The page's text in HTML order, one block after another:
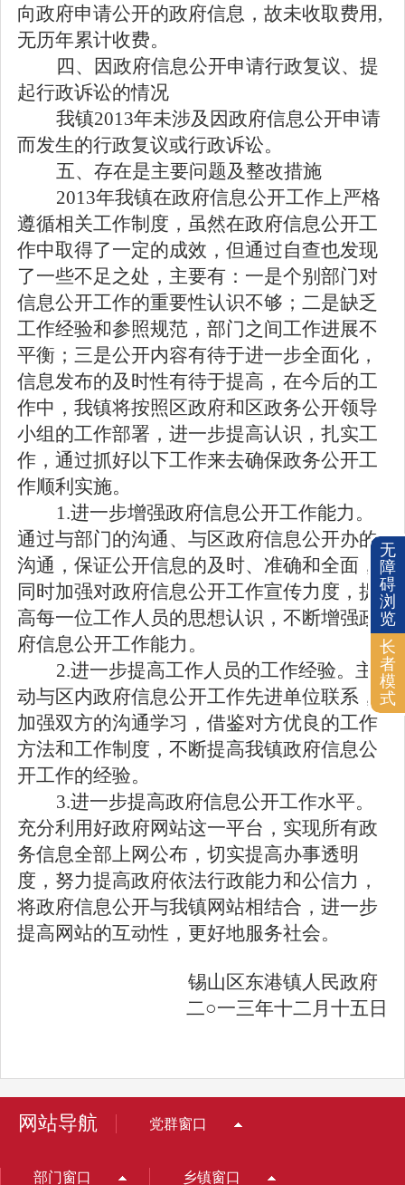
向政府申请公开的政府信息，故未收取费用,
无历年累计收费。
四、因政府信息公开申请行政复议、提
起行政诉讼的情况
我镇2013年未涉及因政府信息公开申请
而发生的行政复议或行政诉讼。
五、存在是主要问题及整改措施
2013年我镇在政府信息公开工作上严格
遵循相关工作制度，虽然在政府信息公开工
作中取得了一定的成效，但通过自查也发现
了一些不足之处，主要有：一是个别部门对
信息公开工作的重要性认识不够；二是缺乏
工作经验和参照规范，部门之间工作进展不
平衡；三是公开内容有待于进一步全面化，
信息发布的及时性有待于提高，在今后的工
作中，我镇将按照区政府和区政务公开领导
小组的工作部署，进一步提高认识，扎实工
作，通过抓好以下工作来去确保政务公开工
作顺利实施。
1.进一步增强政府信息公开工作能力 。
通过与部门的沟通、与区政府信息公开办的
沟通，保证公开信息的及时、准确和全面，
同时加强对政府信息公开工作宣传力度，提
高每一位工作人员的思想认识，不断增强政
府信息公开工作能力。
2.进一步提高工作人员的工作经验。主
动与区内政府信息公开工作先进单位联系，
加强双方的沟通学习，借鉴对方优良的工作
方法和工作制度，不断提高我镇政府信息公
开工作的经验。
3.进一步提高政府信息公开工作水平。
充分利用好政府网站这一平台，实现所有政
务信息全部上网公布，切实提高办事透明
度，努力提高政府依法行政能力和公信力，
将政府信息公开与我镇网站相结合，进一步
提高网站的互动性，更好地服务社会。
锡山区东港镇人民政府
二○一三年十二月十五日
网站导航 党群窗口
部门窗口 乡镇窗口
无
障
碍
浏
览
长
者
模
式